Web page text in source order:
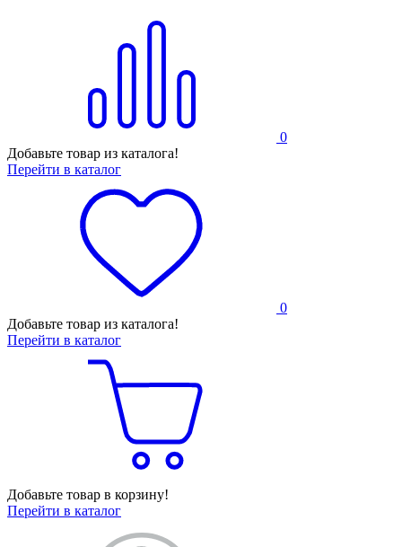
0
Добавьте товар из каталога!
Перейти в каталог
0
Добавьте товар из каталога!
Перейти в каталог
Добавьте товар в корзину!
Перейти в каталог